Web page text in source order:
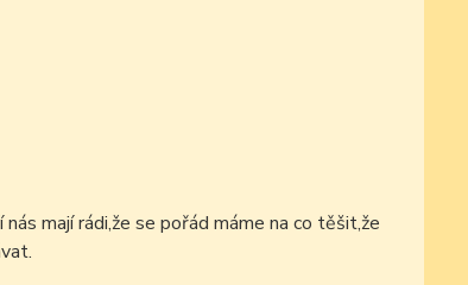
mají rádi,že se pořád máme na co těšit,že